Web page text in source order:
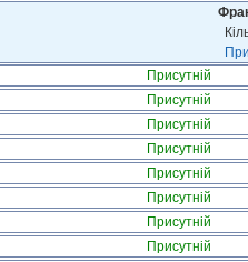
Присутній
Присутній
Присутній
Присутній
Присутній
Присутній
Присутній
Присутній